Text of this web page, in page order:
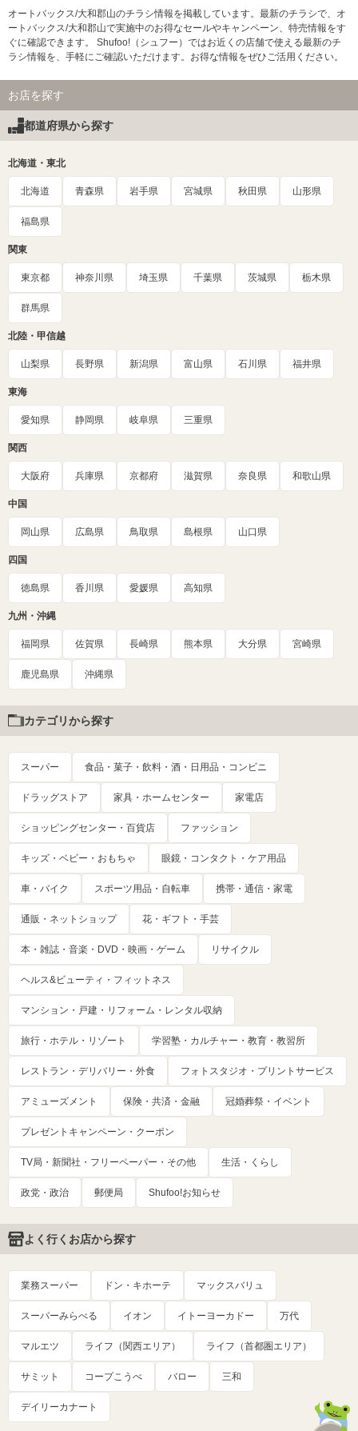
オートバックス/大和郡山のチラシ情報を掲載しています。最新のチラシで、オ
ートバックス/大和郡山で実施中のお得なセールやキャンペーン、特売情報をす
ぐに確認できます。 Shufoo!（シュフー）ではお近くの店舗で使える最新のチ
ラシ情報を、手軽にご確認いただけます。お得な情報をぜひご活用ください。
お店を探す
都道府県から探す
北海道・東北
北海道 青森県 岩手県 宮城県 秋田県 山形県
福島県
関東
東京都 神奈川県 埼玉県 千葉県 茨城県 栃木県
群馬県
北陸・甲信越
山梨県 長野県 新潟県 富山県 石川県 福井県
東海
愛知県 静岡県 岐阜県 三重県
関西
大阪府 兵庫県 京都府 滋賀県 奈良県 和歌山県
中国
岡山県 広島県 鳥取県 島根県 山口県
四国
徳島県 香川県 愛媛県 高知県
九州・沖縄
福岡県 佐賀県 長崎県 熊本県 大分県 宮崎県
鹿児島県 沖縄県
カテゴリから探す
スーパー 食品・菓子・飲料・酒・日用品・コンビニ
ドラッグストア 家具・ホームセンター 家電店
ショッピングセンター・百貨店 ファッション
キッズ・ベビー・おもちゃ 眼鏡・コンタクト・ケア用品
車・バイク スポーツ用品・自転車 携帯・通信・家電
通販・ネットショップ 花・ギフト・手芸
本・雑誌・音楽・DVD・映画・ゲーム リサイクル
ヘルス&ビューティ・フィットネス
マンション・戸建・リフォーム・レンタル収納
旅行・ホテル・リゾート 学習塾・カルチャー・教育・教習所
レストラン・デリバリー・外食 フォトスタジオ・プリントサービス
アミューズメント 保険・共済・金融 冠婚葬祭・イベント
プレゼントキャンペーン・クーポン
TV局・新聞社・フリーペーパー・その他 生活・くらし
政党・政治 郵便局 Shufoo!お知らせ
よく行くお店から探す
業務スーパー ドン・キホーテ マックスバリュ
スーパーみらべる イオン イトーヨーカドー 万代
マルエツ ライフ（関西エリア） ライフ（首都圏エリア）
サミット コープこうべ バロー 三和
デイリーカナート